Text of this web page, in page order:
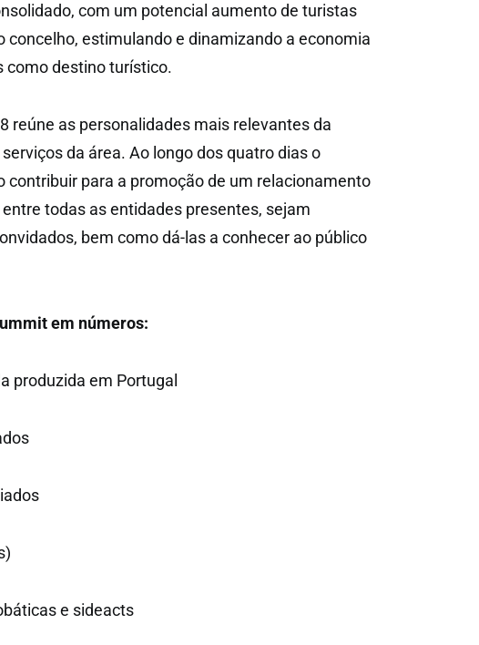
com um potencial aumento de turistas
concelho, estimulando e dinamizando a economia
como destino turístico.
reúne as personalidades mais relevantes da
da área. Ao longo dos quatro dias o
contribuir para a promoção de um relacionamento
todas as entidades presentes, sejam
bem como dá-las a conhecer ao público
em números:
produzida em Portugal
e sideacts